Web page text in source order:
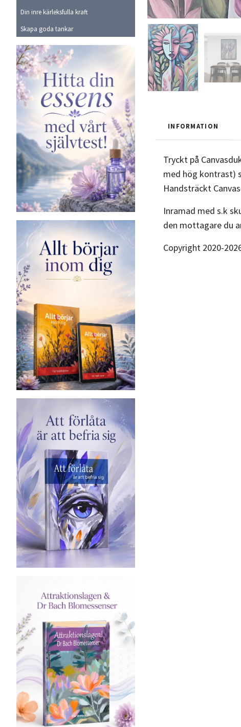
Din inre kärleksfulla kraft
Skapa goda tankar
INFORMATION
Tryckt på
med hög kontrast)
Handsträckt
Inramad med s.k
den mottagare du
Copyright 2020-